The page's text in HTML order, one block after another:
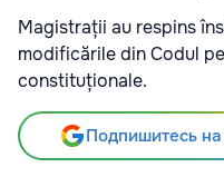
Magistrații au respins
modificările din Codul
constituționale.
Подпишитесь